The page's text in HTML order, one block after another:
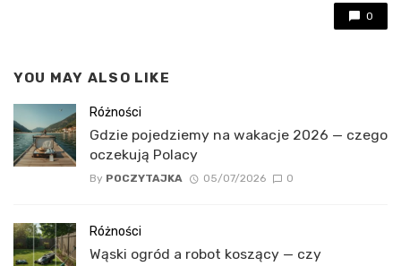
0
YOU MAY ALSO LIKE
Różności
Gdzie pojedziemy na wakacje 2026 — czego
oczekują Polacy
By POCZYTAJKA 05/07/2026 0
Różności
Wąski ogród a robot koszący — czy